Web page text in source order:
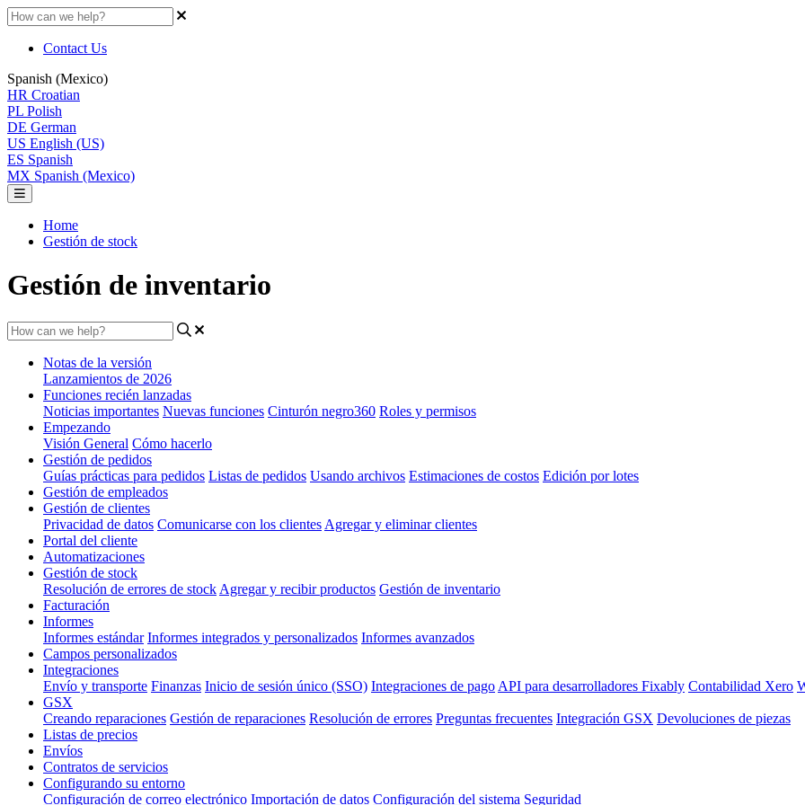
Contact Us
Spanish (Mexico)
HR Croatian
PL Polish
DE German
US English (US)
ES Spanish
MX Spanish (Mexico)
Home
Gestión de stock
Gestión de inventario
Notas de la versión
Lanzamientos de 2026
Funciones recién lanzadas
Noticias importantes Nuevas funciones Cinturón negro360 Roles y permisos
Empezando
Visión General Cómo hacerlo
Gestión de pedidos
Guías prácticas para pedidos Listas de pedidos Usando archivos Estimaciones de costos Edición por lotes
Gestión de empleados
Gestión de clientes
Privacidad de datos Comunicarse con los clientes Agregar y eliminar clientes
Portal del cliente
Automatizaciones
Gestión de stock
Resolución de errores de stock Agregar y recibir productos Gestión de inventario
Facturación
Informes
Informes estándar Informes integrados y personalizados Informes avanzados
Campos personalizados
Integraciones
Envío y transporte Finanzas Inicio de sesión único (SSO) Integraciones de pago API para desarrolladores Fixably Contabilidad Xero
GSX
Creando reparaciones Gestión de reparaciones Resolución de errores Preguntas frecuentes Integración GSX Devoluciones de piezas
Listas de precios
Envíos
Contratos de servicios
Configurando su entorno
Configuración de correo electrónico Importación de datos Configuración del sistema Seguridad